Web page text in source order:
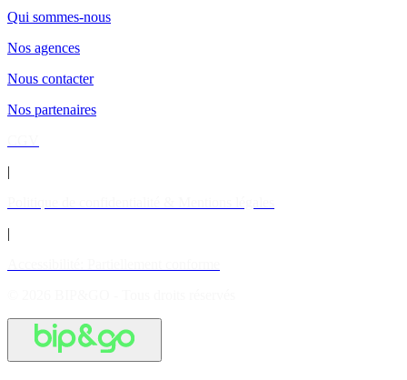
Qui sommes-nous
Nos agences
Nous contacter
Nos partenaires
|
|